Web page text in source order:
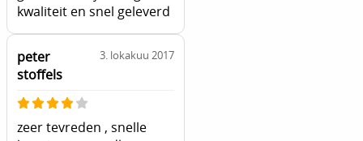
kwaliteit en snel geleverd
peter
stoffels
3. lokakuu 2017
zeer tevreden , snelle